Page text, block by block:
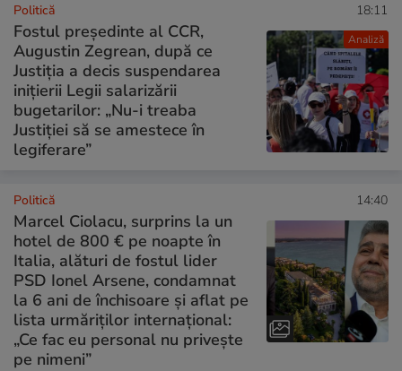
Analiză
Politică 18:11
Fostul președinte al CCR,
Augustin Zegrean, după ce
Justiția a decis suspendarea
inițierii Legii salarizării
bugetarilor: „Nu-i treaba
Justiției să se amestece în
legiferare”
Politică 14:40
Marcel Ciolacu, surprins la un
hotel de 800 € pe noapte în
Italia, alături de fostul lider
PSD Ionel Arsene, condamnat
la 6 ani de închisoare și aflat pe
lista urmăriților internațional:
„Ce fac eu personal nu privește
pe nimeni”